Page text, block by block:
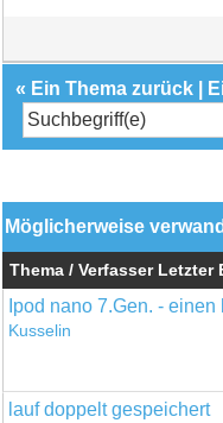
« Ein Thema zurück
Möglicherweise
Thema / Verfasser Letzter
Ipod nano 7.Gen. -
Kusselin
lauf doppelt gespeichert